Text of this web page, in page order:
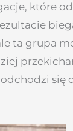
które
ta grupa
się